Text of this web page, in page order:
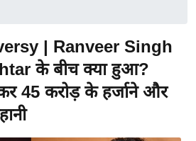
| Ranveer Singh
के बीच क्या हुआ?
45 करोड़ के हर्जाने और